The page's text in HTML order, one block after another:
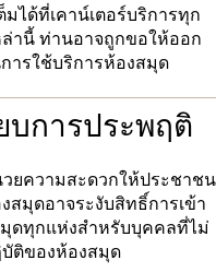
ได้ที่เคาน์เตอร์บริการทุก
านี้ ท่านอาจถูกขอให้ออก
ารใช้บริการห้องสมุด
บการประพฤติ
วยความสะดวกให้ประชาชน
สมุดอาจระงับสิทธิ์การเข้า
ดทุกแห่งสำหรับบุคคลที่ไม่
ติของห้องสมุด